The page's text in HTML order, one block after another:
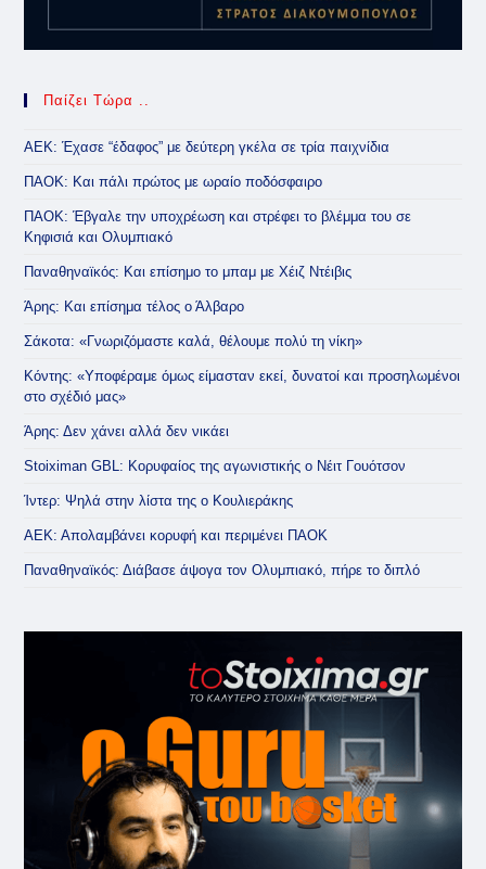
Παίζει Τώρα ..
ΑΕΚ: Έχασε “έδαφος” με δεύτερη γκέλα σε τρία παιχνίδια
ΠΑΟΚ: Και πάλι πρώτος με ωραίο ποδόσφαιρο
ΠΑΟΚ: Έβγαλε την υποχρέωση και στρέφει το βλέμμα του σε
Κηφισιά και Ολυμπιακό
Παναθηναϊκός: Και επίσημο το μπαμ με Χέιζ Ντέιβις
Άρης: Και επίσημα τέλος ο Άλβαρο
Σάκοτα: «Γνωριζόμαστε καλά, θέλουμε πολύ τη νίκη»
Κόντης: «Υποφέραμε όμως είμασταν εκεί, δυνατοί και προσηλωμένοι
στο σχέδιό μας»
Άρης: Δεν χάνει αλλά δεν νικάει
Stoiximan GBL: Κορυφαίος της αγωνιστικής ο Νέιτ Γουότσον
Ίντερ: Ψηλά στην λίστα της ο Κουλιεράκης
ΑΕΚ: Απολαμβάνει κορυφή και περιμένει ΠΑΟΚ
Παναθηναϊκός: Διάβασε άψογα τον Ολυμπιακό, πήρε το διπλό